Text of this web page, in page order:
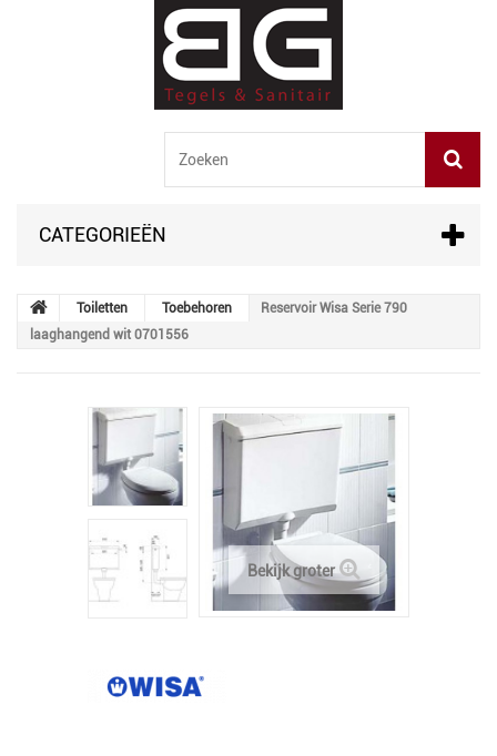
CATEGORIEËN
Toiletten Toebehoren
Reservoir Wisa Serie 790
laaghangend wit 0701556
Bekijk groter